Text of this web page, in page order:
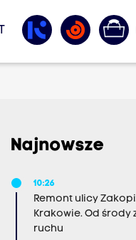
Najnowsze
10:26
Remont ulicy
Krakowie. Od środy
ruchu